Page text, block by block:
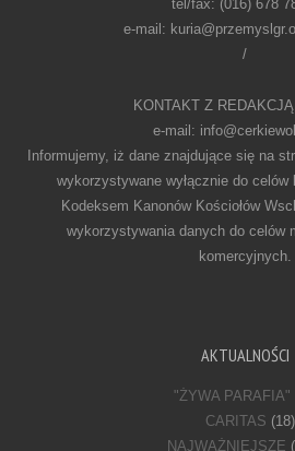
tel/fax: (016) 678
e-mail:
/
KONTAKT Z
e-mail:
Informujemy, iż dane znajdujące się na
wykorzystywane wyłącznie do
Kodeksem Kanonów Kościołów
wykorzystywania danych do celów
komercyjnych.
AKTUALNOŚCI
"ŻYWA PARAFIA"
CARITAS (18)
NAJWAŻNIEJSZE